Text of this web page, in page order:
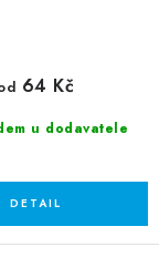
u dodavatele
64 Kč